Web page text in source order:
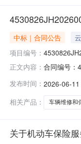
中标｜合同公告
项目编号：
正文内容： 合同编号：
2026-06-11
发布时间： 2026-06-
相关产品：
车辆维修和
关于机动车保险